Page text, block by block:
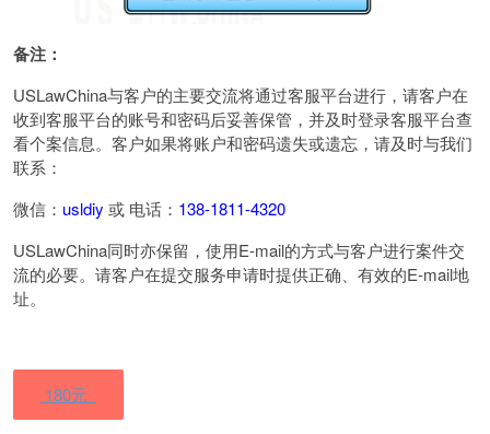
备注：
USLawChina与客户的主要交流将通过客服平台进行，请客户在
收到客服平台的账号和密码后妥善保管，并及时登录客服平台查
看个案信息。客户如果将账户和密码遗失或遗忘，请及时与我们
联系：
微信： usldiy 或 电话： 138-1811-4320
USLawChina同时亦保留，使用E-mail的方式与客户进行案件交
流的必要。请客户在提交服务申请时提供正确、有效的E-mail地
址。
180元